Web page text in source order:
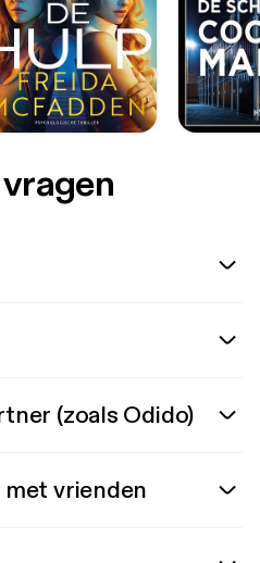
(zoals Odido)
vrienden